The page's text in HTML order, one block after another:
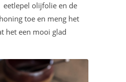
eetlepel olijfolie en de
toe en meng het
het een mooi glad